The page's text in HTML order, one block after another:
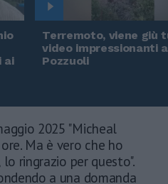
ai
Terremoto, viene giù
video impressionanti a
Pozzuoli
2025 "Micheal
Ma è vero che ho
ringrazio per questo".
a una domanda